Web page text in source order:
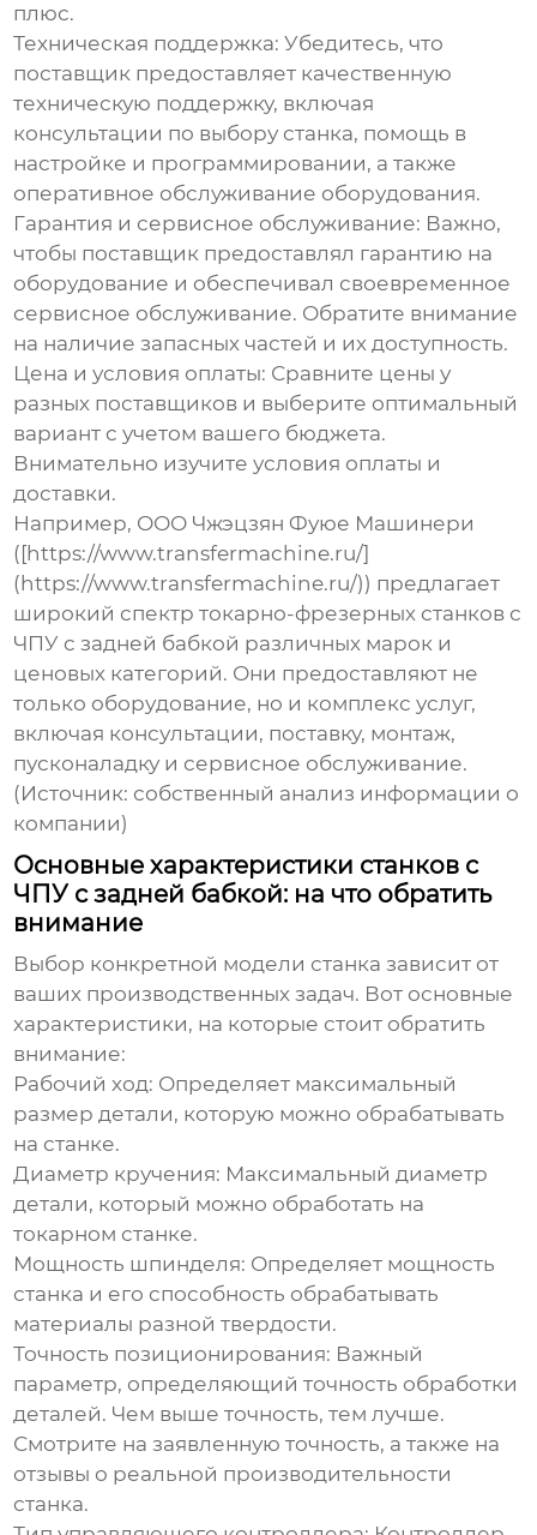
плюс.
Техническая поддержка: Убедитесь, что
поставщик предоставляет качественную
техническую поддержку, включая
консультации по выбору станка, помощь в
настройке и программировании, а также
оперативное обслуживание оборудования.
Гарантия и сервисное обслуживание: Важно,
чтобы поставщик предоставлял гарантию на
оборудование и обеспечивал своевременное
сервисное обслуживание. Обратите внимание
на наличие запасных частей и их доступность.
Цена и условия оплаты: Сравните цены у
разных поставщиков и выберите оптимальный
вариант с учетом вашего бюджета.
Внимательно изучите условия оплаты и
доставки.
Например, ООО Чжэцзян Фуюе Машинери
([https://www.transfermachine.ru/]
(https://www.transfermachine.ru/)) предлагает
широкий спектртокарно-фрезерных станков с
ЧПУ с задней бабкой различных марок и
ценовых категорий. Они предоставляют не
только оборудование, но и комплекс услуг,
включая консультации, поставку, монтаж,
пусконаладку и сервисное обслуживание.
(Источник: собственный анализ информации о
компании)
Основные характеристики станков с
ЧПУ с задней бабкой: на что обратить
внимание
Выбор конкретной модели станка зависит от
ваших производственных задач. Вот основные
характеристики, на которые стоит обратить
внимание:
Рабочий ход: Определяет максимальный
размер детали, которую можно обрабатывать
на станке.
Диаметр кручения: Максимальный диаметр
детали, который можно обработать на
токарном станке.
Мощность шпинделя: Определяет мощность
станка и его способность обрабатывать
материалы разной твердости.
Точность позиционирования: Важный
параметр, определяющий точность обработки
деталей. Чем выше точность, тем лучше.
Смотрите на заявленную точность, а также на
отзывы о реальной производительности
станка.